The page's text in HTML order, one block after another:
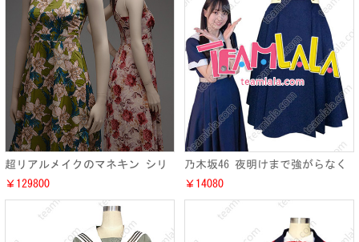
超リアルメイクのマネキン シリ
コンヘッド
￥129800
乃木坂46 夜明けまで強がらなく
てもいい 仮装 乃木坂46 24thシ
ングル コスプレ衣装 制服
￥14080